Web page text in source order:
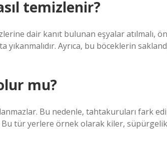
temizlenir?
dair kanıt bulunan eşyalar atılmalı,
Ayrıca, bu böceklerin
mu?
Bu nedenle, tahtakuruları fark
tür yerlere örnek olarak kiler, süpürgelik